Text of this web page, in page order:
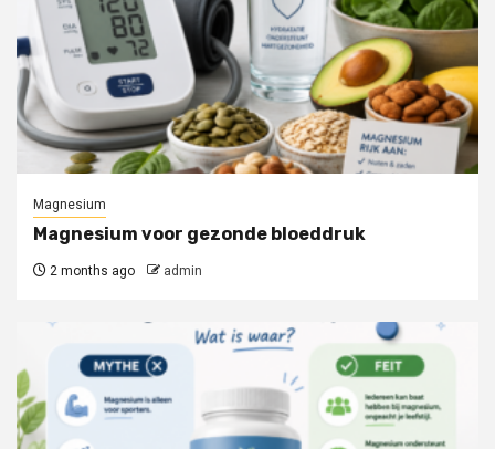
Magnesium
Magnesium voor gezonde bloeddruk
2 months ago admin